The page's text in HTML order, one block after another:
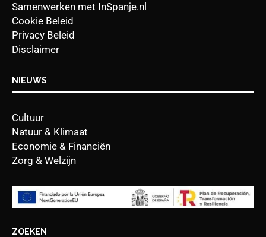
Samenwerken met InSpanje.nl
Cookie Beleid
Privacy Beleid
Disclaimer
NIEUWS
Cultuur
Natuur & Klimaat
Economie & Financiën
Zorg & Welzijn
ZOEKEN